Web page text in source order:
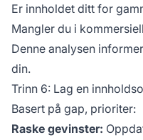
Er innholdet ditt for
Mangler du i
Denne analysen
din.
Trinn 6: Lag en
Basert på gap, prioriter:
Raske gevinster: